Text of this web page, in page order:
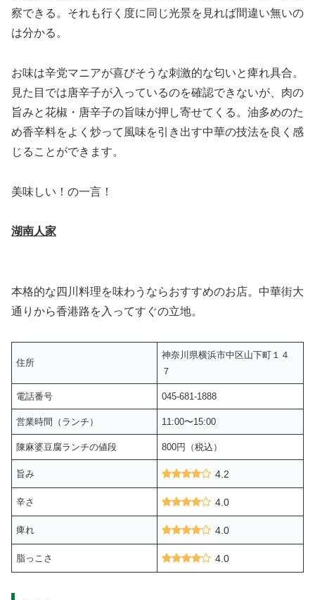
察できる。それも行く度に同じ光景を見れば間違い無いの
は分かる。
お味は辛党マニアが喜びそうな刺激的な匂いと痺れ具合。
見た目では唐辛子が入っているのを確認できないが、肉の
旨みと花椒・唐辛子の旨味が押し寄せてくる。油多めのた
め香辛料をよく炒って風味を引き出す中華の技法を良く感
じることができます。
美味しい！の一言！
湖南人家
本格的な四川料理を味わうならおすすめのお店。中華街大
通りから香港路を入ってすぐの立地。
住所
神奈川県横浜市中区山下町１４
７
電話番号 045-681-1888
営業時間（ランチ） 11:00〜15:00
陳麻婆豆腐ランチの値段 800円（税込）
旨み 4.2
辛さ 4.0
痺れ 4.0
脂っこさ 4.0